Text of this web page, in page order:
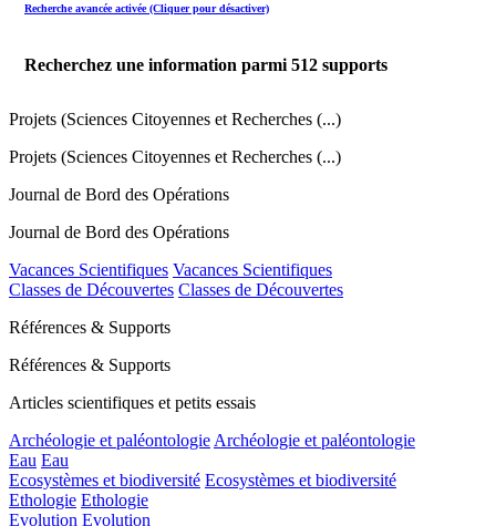
Recherche avancée activée (Cliquer pour désactiver)
Recherchez une information parmi 512 supports
Projets (Sciences Citoyennes et Recherches (...)
Projets (Sciences Citoyennes et Recherches (...)
Journal de Bord des Opérations
Journal de Bord des Opérations
Vacances Scientifiques Vacances Scientifiques
Classes de Découvertes Classes de Découvertes
Références & Supports
Références & Supports
Articles scientifiques et petits essais
Archéologie et paléontologie Archéologie et paléontologie
Eau Eau
Ecosystèmes et biodiversité Ecosystèmes et biodiversité
Ethologie Ethologie
Evolution Evolution